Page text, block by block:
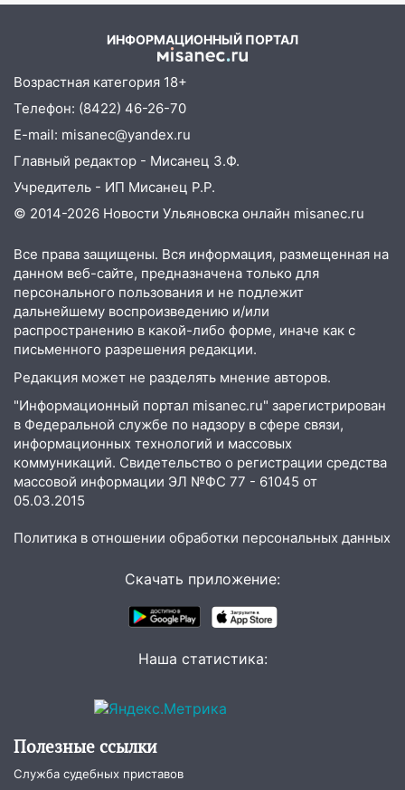
шестилетнего ребёнка на улице
Федерации: возбуждено уголовное дело
В Ульяновске ищут 37-летнего
мужчину, пропавшего ещё 19 июля
10:30 От мотофристайла до прогулки с
хаски: куда сходить в Ульяновской
области 8–9 августа
10:11 Директора ульяновской
«Нефтяной топливной компании» будут
налогов
09:28 Дети на дорогах: пострадали
велосипедисты, мотоциклисты и
пешеходы. Обзор крупных аварий в
Ульяновской области
08:30
Поджог со свечой, 16 сгоревших
домов и выстрел за водку
07:50 Какая погоды будет днем 8
августа
06:45
Императорский мост в
Ульяновске останется закрытым до
на 8 августа — кому повезет с
В Ульяновской области объявили
ракетную опасность: звучат сирены
07.08.2026
купить тракторы с отсрочкой платежа
до декабря
ИНФОРМАЦИОННЫЙ ПОРТАЛ
Возрастная категория 18+
Телефон: (8422) 46-26-70
E-mail: misanec@yandex.ru
Главный редактор - Мисанец З.Ф.
Учредитель - ИП Мисанец Р.Р.
© 2014-2026 Новости Ульяновска онлайн misanec.ru
Все права защищены. Вся информация, размещенная на
данном веб-сайте, предназначена только для
персонального пользования и не подлежит
дальнейшему воспроизведению и/или
распространению в какой-либо форме, иначе как с
письменного разрешения редакции.
Редакция может не разделять мнение авторов.
"Информационный портал misanec.ru" зарегистрирован
в Федеральной службе по надзору в сфере связи,
информационных технологий и массовых
коммуникаций. Свидетельство о регистрации средства
массовой информации ЭЛ №ФС 77 - 61045 от
05.03.2015
Политика в отношении обработки персональных данных
Скачать приложение:
Наша статистика:
Полезные ссылки
Служба судебных приставов